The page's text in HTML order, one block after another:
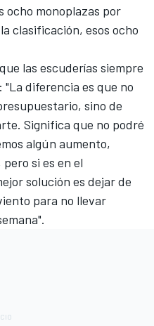
ocho monoplazas por
clasificación, esos ocho
las escuderías siempre
: "La diferencia es que no
sino de
Significa que no podré
algún aumento,
si es en el
solución es dejar de
para no llevar